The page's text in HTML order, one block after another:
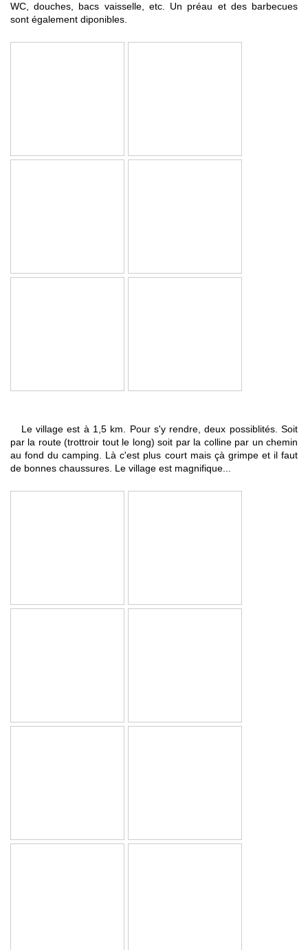
WC, douches, bacs vaisselle, etc. Un préau et des barbecues
sont également diponibles.
Le village est à 1,5 km. Pour s'y rendre, deux possiblités. Soit
par la route (trottroir tout le long) soit par la colline par un chemin
au fond du camping. Là c'est plus court mais çà grimpe et il faut
de bonnes chaussures. Le village est magnifique...